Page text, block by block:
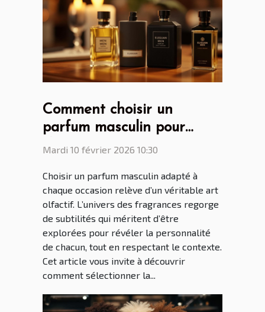
Comment choisir un
parfum masculin pour
chaque occasion ?
Mardi 10 février 2026 10:30
Choisir un parfum masculin adapté à
chaque occasion relève d’un véritable art
olfactif. L’univers des fragrances regorge
de subtilités qui méritent d’être
explorées pour révéler la personnalité
de chacun, tout en respectant le contexte.
Cet article vous invite à découvrir
comment sélectionner la...